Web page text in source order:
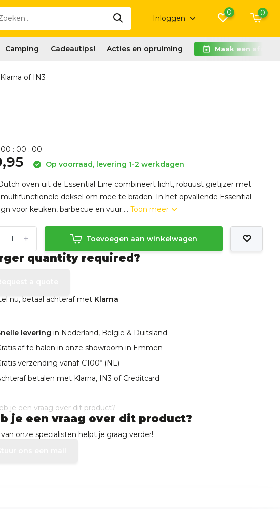
Inloggen
0 0
Camping Cadeautips! Acties en opruiming Maak een
of IN3
00 : 00 : 00
Op voorraad, levering 1-2 werkdagen
oven uit de Essential Line combineert licht, robuust gietijzer met
deksel om mee te braden. In het opvallende Essential
voor keuken, barbecue en vuur....Toon meer
+ Toevoegen aan winkelwagen
quantity required?
nu, betaal achteraf met Klarna
levering in Nederland, België & Duitsland
af te halen in onze showroom in Emmen
verzending vanaf €100* (NL)
betalen met Klarna, IN3 of Creditcard
je een vraag over dit product?
van onze specialisten helpt je graag verder!